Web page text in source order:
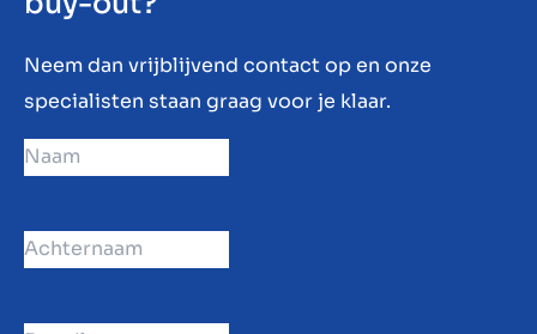
Neem dan vrijblijvend contact op en onze
specialisten staan graag voor je klaar.